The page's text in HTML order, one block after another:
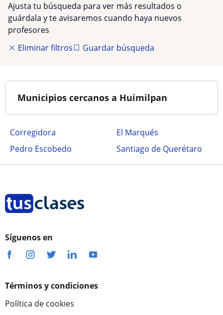
Ajusta tu búsqueda para ver más resultados o
guárdala y te avisaremos cuando haya nuevos
profesores
Eliminar filtros
Guardar búsqueda
Municipios cercanos a Huimilpan
Corregidora
El Marqués
Pedro Escobedo
Santiago de Querétaro
Síguenos en
Términos y condiciones
Política de cookies